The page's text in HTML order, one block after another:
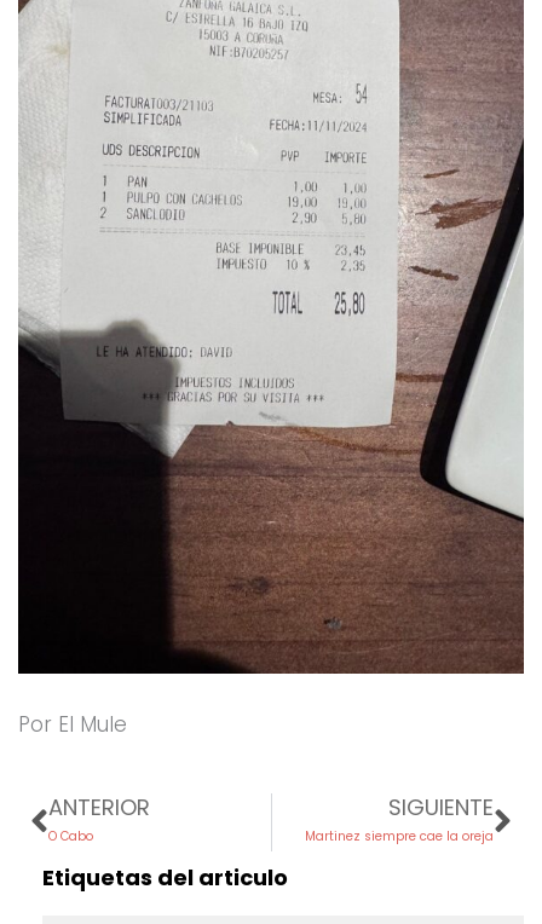
Por El Mule
Prev
ANTERIOR
O Cabo
SIGUIENTE
Martinez siempre cae la oreja
Etiquetas del articulo